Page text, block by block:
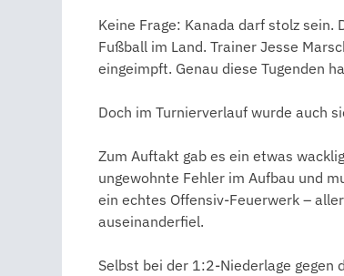
Keine Frage: Kanada darf stolz
Fußball im Land. Trainer Jesse
eingeimpft. Genau diese Tugenden
Doch im Turnierverlauf wurde auch
Zum Auftakt gab es ein etwas
ungewohnte Fehler im Aufbau und
ein echtes Offensiv-Feuerwerk –
auseinanderfiel.
Selbst bei der 1:2-Niederlage gegen